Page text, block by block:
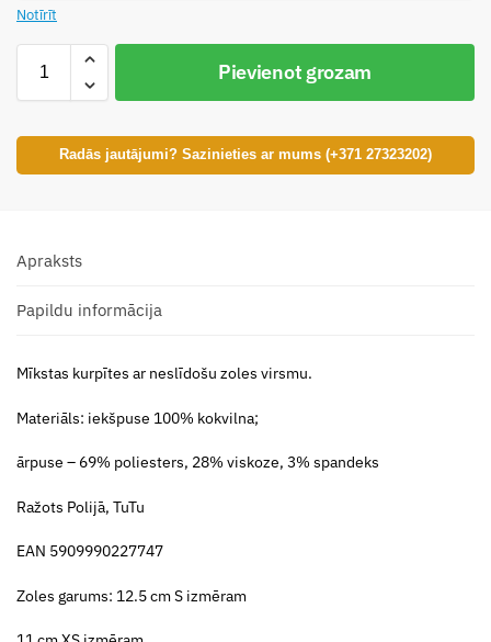
Notīrīt
Pievienot grozam
Radās jautājumi? Sazinieties ar mums (+371 27323202)
Apraksts
Papildu informācija
Mīkstas kurpītes ar neslīdošu zoles virsmu.
Materiāls: iekšpuse 100% kokvilna;
ārpuse – 69% poliesters, 28% viskoze, 3% spandeks
Ražots Polijā, TuTu
EAN 5909990227747
Zoles garums: 12.5 cm S izmēram